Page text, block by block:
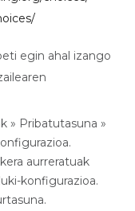
egin ahal izango
» Pribatutasuna »
aurreratuak
konfigurazioa.